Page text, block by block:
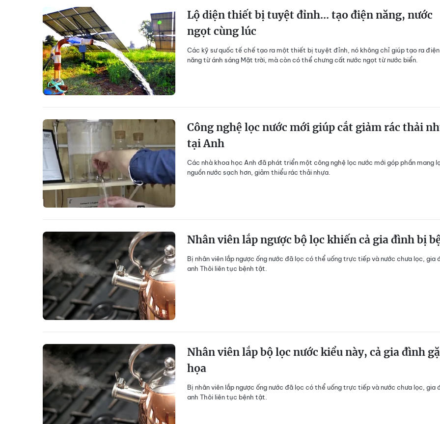
Lộ diện thiết bị tuyệt đỉnh... tạo điện năng, nước
ngọt cùng lúc
Các kỹ sư quốc tế chế tạo ra một thiết bị tuyệt đỉnh, nó không chỉ giúp tạo ra điện
năng từ ánh sáng Mặt trời, mà còn có thể chưng cất nước ngọt từ nước biển.
Công nghệ lọc nước mới giúp cắt giảm rác thải
tại Anh
Các nhà khoa học Anh đã phát triển một công nghệ lọc nước mới góp phần mang
nguồn nước sạch hơn, giảm thiểu rác thải nhựa.
Nhân viên lắp ngược bộ lọc khiến cả gia đình bị
Bị nhân viên lắp ngược ống nước đã lọc có thể uống trực tiếp và nước chưa lọc, gia
anh Thôi liên tục bệnh tật.
Nhân viên lắp bộ lọc nước kiểu này, cả gia đình
họa
Bị nhân viên lắp ngược ống nước đã lọc có thể uống trực tiếp và nước chưa lọc, gia
anh Thôi liên tục bệnh tật.